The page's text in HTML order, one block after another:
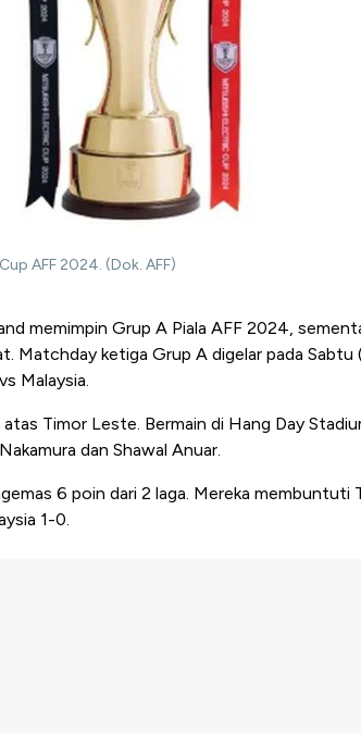
AFF 2024. (Dok. AFF)
memimpin Grup A Piala AFF 2024,
Matchday ketiga Grup A digelar pada Sabtu
Malaysia.
Timor Leste. Bermain di Hang Day
dan Shawal Anuar.
6 poin dari 2 laga. Mereka membuntuti
1-0.